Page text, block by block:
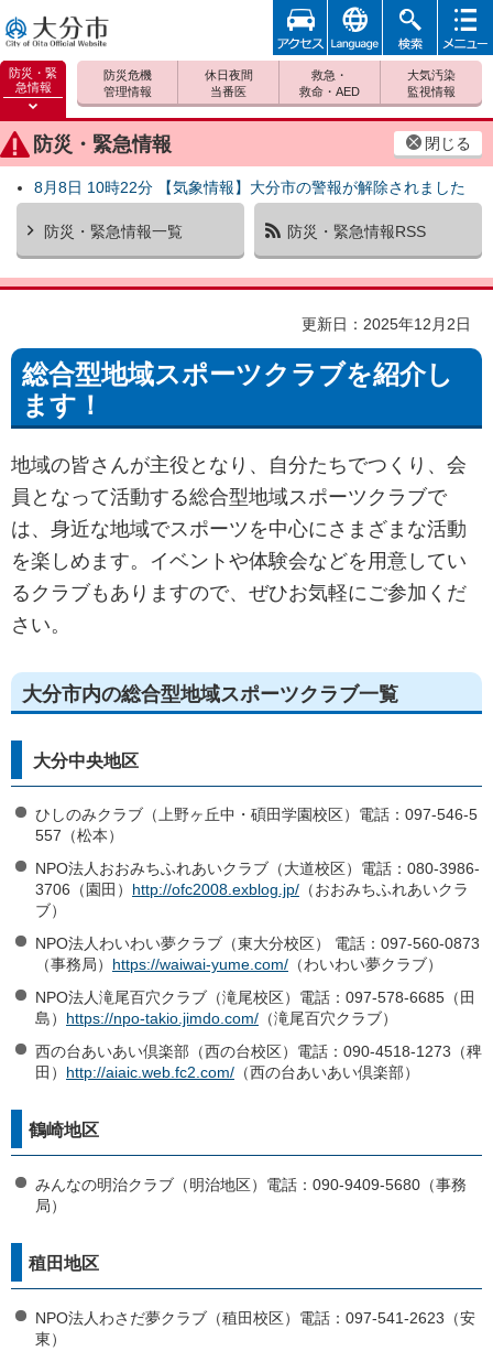
大分市
防災・緊
急情報
防災緊
急情報
を開く
防災・緊急情報 閉じる
8月8日 10時22分 【気象情報】大分市の警報が解除されました
防災・緊急情報一覧 防災・緊急情報RSS
防災危機
管理情報
休日夜間
当番医
救急・
救命・AED
大気汚染
監視情報
アクセ
ス
foreign 検索
メニュ
更新日：2025年12月2日
総合型地域スポーツクラブを紹介し
ます！
地域の皆さんが主役となり、自分たちでつくり、会
員となって活動する総合型地域スポーツクラブで
は、身近な地域でスポーツを中心にさまざまな活動
を楽しめます。イベントや体験会などを用意してい
るクラブもありますので、ぜひお気軽にご参加くだ
さい。
大分市内の総合型地域スポーツクラブ一覧
大分中央地区
ひしのみクラブ（上野ヶ丘中・碩田学園校区）電話：097-546-5
557（松本）
NPO法人おおみちふれあいクラブ（大道校区）電話：080-3986-
3706（園田） http://ofc2008.exblog.jp/ （おおみちふれあいクラ
ブ）
NPO法人わいわい夢クラブ（東大分校区） 電話：097-560-0873
（事務局） https://waiwai-yume.com/ （わいわい夢クラブ）
NPO法人滝尾百穴クラブ（滝尾校区）電話：097-578-6685（田
島） https://npo-takio.jimdo.com/ （滝尾百穴クラブ）
西の台あいあい倶楽部（西の台校区）電話：090-4518-1273（稗
田） http://aiaic.web.fc2.com/ （西の台あいあい倶楽部）
鶴崎地区
みんなの明治クラブ（明治地区）電話：090-9409-5680（事務
局）
稙田地区
NPO法人わさだ夢クラブ（稙田校区）電話：097-541-2623（安
東）